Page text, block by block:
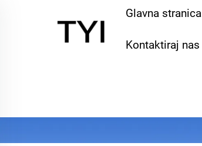
Glavna stranica
Kontaktiraj nas